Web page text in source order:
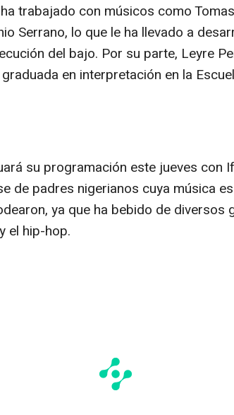
trabajado con músicos como
Serrano, lo que le ha llevado a
del bajo. Por su parte, Leyre
en interpretación en la
su programación este jueves con
de padres nigerianos cuya música
ya que ha bebido de diversos
el hip-hop.